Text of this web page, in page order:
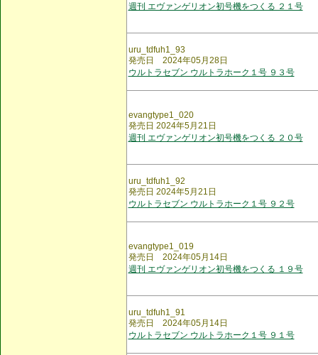
週刊 エヴァンゲリオン初号機をつくる ２１号
uru_tdfuh1_93
発売日 2024年05月28日
ウルトラセブン ウルトラホーク１号 ９３号
evangtype1_020
発売日 2024年5月21日
週刊 エヴァンゲリオン初号機をつくる ２０号
uru_tdfuh1_92
発売日 2024年5月21日
ウルトラセブン ウルトラホーク１号 ９２号
evangtype1_019
発売日 2024年05月14日
週刊 エヴァンゲリオン初号機をつくる １９号
uru_tdfuh1_91
発売日 2024年05月14日
ウルトラセブン ウルトラホーク１号 ９１号